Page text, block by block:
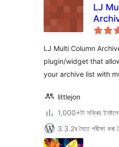
LJ
LJ Multi Column
plugin/widget that
your archive list with
littlejon
1,000+টা সক্ৰিয়
3.3.2ৰ সৈতে পৰীক্ষা কৰা